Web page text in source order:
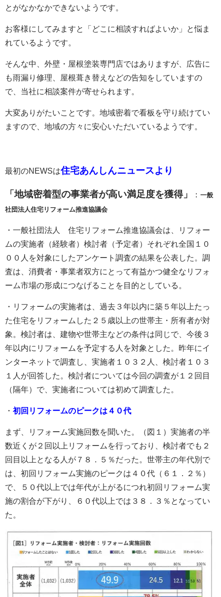
とがなかなかできないようです。
お客様にしてみますと「どこに相談すればよいか」と悩ま
れているようです。
そんな中、外壁・屋根塗装専門店ではありますが、広告に
も雨漏り修理、屋根葺き替えなどの告知をしていますの
で、当社に相談案件が寄せられます。
大変ありがたいことです。地域密着で看板を守り続けてい
ますので、地域の方々に安心いただいているようです。
最初のNEWSは住宅あんしんニュースより
「地域密着型の事業者が高い満足度を獲得」 ： 一般
社団法人住宅リフォーム推進協議会
・一般社団法人 住宅リフォーム推進協議会は、リフォー
ムの実施者（経験者）検討者（予定者）それぞれ全国１０
００人を対象にしたアンケート調査の結果を公表した。調
査は、消費者・事業者双方にとって有益かつ健全なリフォ
ーム市場の形成につなげることを目的としている。
・リフォームの実施者は、過去３年以内に築５年以上たっ
た住宅をリフォームした２５歳以上の世帯主・所有者が対
象。検討者は、建物や世帯主などの条件は同じで、今後３
年以内にリフォームを予定する人を対象とした。昨年にイ
ンターネットで調査し、実施者１０３２人、検討者１０３
１人が回答した。検討者については今回の調査が１２回目
（隔年）で、実施者については初めて調査した。
・ 初回リフォームのピークは４０代
まず、リフォーム実施回数を聞いた。（図１）実施者の半
数近くが２回以上リフォームを行っており、検討者でも２
回目以上となる人が７８．５％だった。世帯主の年代別で
は、初回リフォーム実施のピークは４０代（６１．２％）
で、５０代以上では年代が上がるにつれ初回リフォーム実
施の割合が下がり、６０代以上では３８．３％となってい
た。